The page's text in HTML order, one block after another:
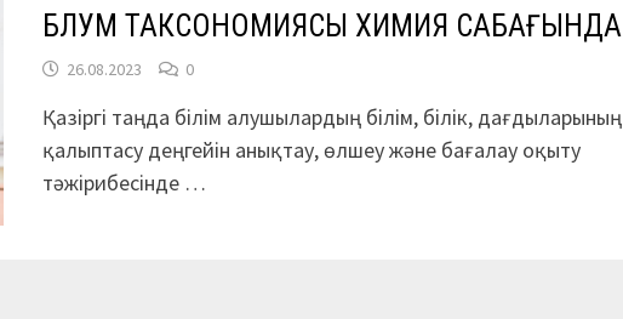
БЛУМ ТАКСОНОМИЯСЫ ХИМИЯ САБАҒЫНДА
26.08.2023 0
Қазіргі таңда білім алушылардың білім, білік, дағдыларының
қалыптасу деңгейін анықтау, өлшеу және бағалау оқыту
тәжірибесінде …